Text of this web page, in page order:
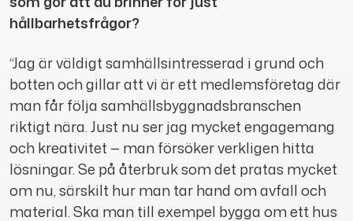
hållbarhetsfrågor?
“Jag är väldigt samhällsintresserad i grund och
botten och gillar att vi är ett medlemsföretag där
man får följa samhällsbyggnadsbranschen
riktigt nära. Just nu ser jag mycket engagemang
och kreativitet — man försöker verkligen hitta
lösningar. Se på återbruk som det pratas mycket
om nu, särskilt hur man tar hand om avfall och
material. Ska man till exempel bygga om ett hus